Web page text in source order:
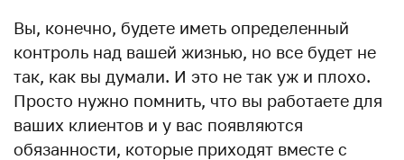
Вы, конечно, будете иметь определенный
контроль над вашей жизнью, но все будет не
так, как вы думали. И это не так уж и плохо.
Просто нужно помнить, что вы работаете для
ваших клиентов и у вас появляются
обязанности, которые приходят вместе с